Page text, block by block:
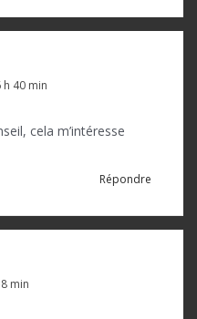
h 40 min
cela m’intéresse
Répondre
min